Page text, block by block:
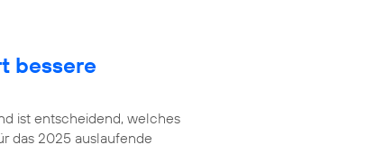
bessere
ist entscheidend, welches
das 2025 auslaufende